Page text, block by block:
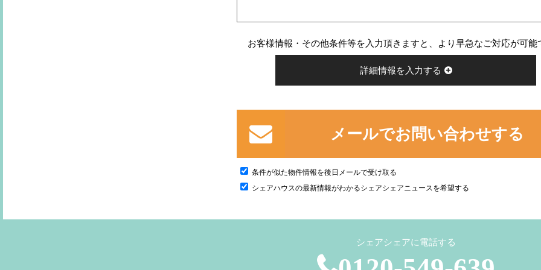
お客様情報・その他条件等を入力頂きますと、より早急なご対応が可能
詳細情報を入力する
メールでお問い合わせする
条件が似た物件情報を後日メールで受け取る
シェアハウスの最新情報がわかるシェアシェアニュースを希望する
シェアシェアに電話する